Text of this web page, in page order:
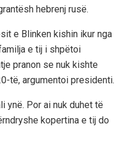
hebrenj rusë.
e Blinken kishin ikur nga
e tij i shpëtoi
pranon se nuk kishte
të, argumentoi presidenti.
ynë. Por ai nuk duhet të
kopertina e tij do